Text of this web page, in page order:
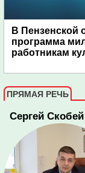
В Пензенской
программа
работникам
ПРЯМАЯ РЕЧЬ
Сергей Скобей